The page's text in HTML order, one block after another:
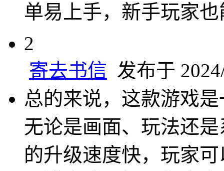
单易上手，新手玩家
2
寄去书信 发布于
总的来说，这款游戏
无论是画面、玩法还
的升级速度快，玩家